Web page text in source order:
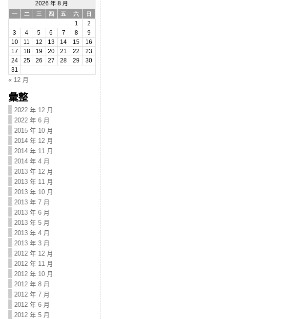
2026 年 8 月
一
二 三 四 五 六
日
1
2
3
4 5 6 7 8
9
10
11 12 13 14 15
16
17
18 19 20 21 22
23
24
25 26 27 28 29
30
31
« 12 月
彙整
2022 年 12 月
2022 年 6 月
2015 年 10 月
2014 年 12 月
2014 年 11 月
2014 年 4 月
2013 年 12 月
2013 年 11 月
2013 年 10 月
2013 年 7 月
2013 年 6 月
2013 年 5 月
2013 年 4 月
2013 年 3 月
2012 年 12 月
2012 年 11 月
2012 年 10 月
2012 年 8 月
2012 年 7 月
2012 年 6 月
2012 年 5 月